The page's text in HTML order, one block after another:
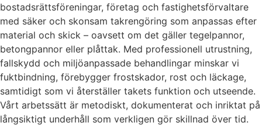
bostadsrättsföreningar, företag och fastighetsförvaltare
med säker och skonsam takrengöring som anpassas efter
material och skick – oavsett om det gäller tegelpannor,
betongpannor eller plåttak. Med professionell utrustning,
fallskydd och miljöanpassade behandlingar minskar vi
fuktbindning, förebygger frostskador, rost och läckage,
samtidigt som vi återställer takets funktion och utseende.
Vårt arbetssätt är metodiskt, dokumenterat och inriktat på
långsiktigt underhåll som verkligen gör skillnad över tid.